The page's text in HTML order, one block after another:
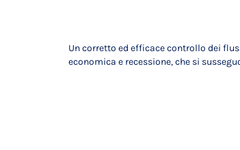
Un corretto ed efficace controllo dei
economica e recessione, che si